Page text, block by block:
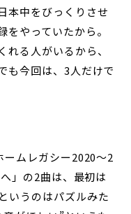
本中をびっくりさせ
をやっていたから。
れる人がいるから、
も今回は、3人だけで
ームレガシー2020～2
」の2曲は、最初は
いうのはパズルみた